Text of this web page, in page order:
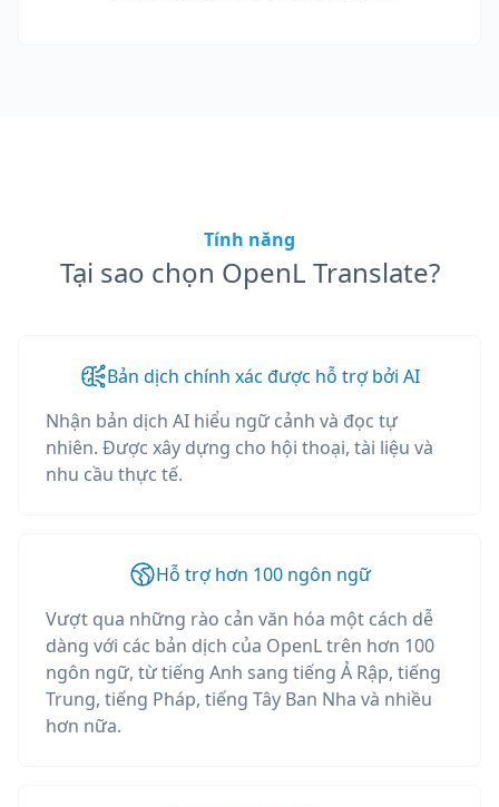
Tính năng
Tại sao chọn OpenL Translate?
Bản dịch chính xác được hỗ trợ bởi AI
Nhận bản dịch AI hiểu ngữ cảnh và đọc tự
nhiên. Được xây dựng cho hội thoại, tài liệu và
nhu cầu thực tế.
Hỗ trợ hơn 100 ngôn ngữ
Vượt qua những rào cản văn hóa một cách dễ
dàng với các bản dịch của OpenL trên hơn 100
ngôn ngữ, từ tiếng Anh sang tiếng Ả Rập, tiếng
Trung, tiếng Pháp, tiếng Tây Ban Nha và nhiều
hơn nữa.